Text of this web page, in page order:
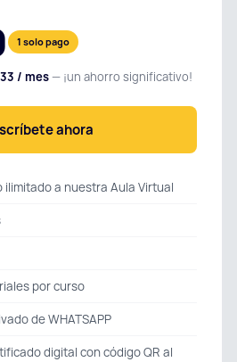
1 solo pago
/ mes— ¡un ahorro significativo!
ahora
ilimitado a nuestra Aula Virtual
por curso
de WHATSAPP
digital con código QR al